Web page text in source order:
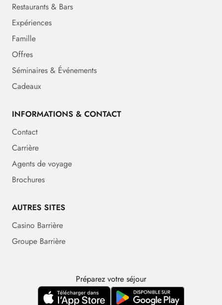
Restaurants & Bars
Expériences
Famille
Offres
Séminaires & Événements
Cadeaux
INFORMATIONS & CONTACT
Contact
Carrière
Agents de voyage
Brochures
AUTRES SITES
Casino Barrière
Groupe Barrière
Préparez votre séjour